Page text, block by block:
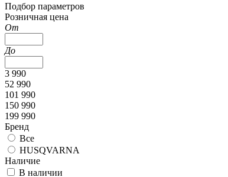
Подбор параметров
Розничная цена
От
До
3 990
52 990
101 990
150 990
199 990
Бренд
Все
HUSQVARNA
Наличие
В наличии